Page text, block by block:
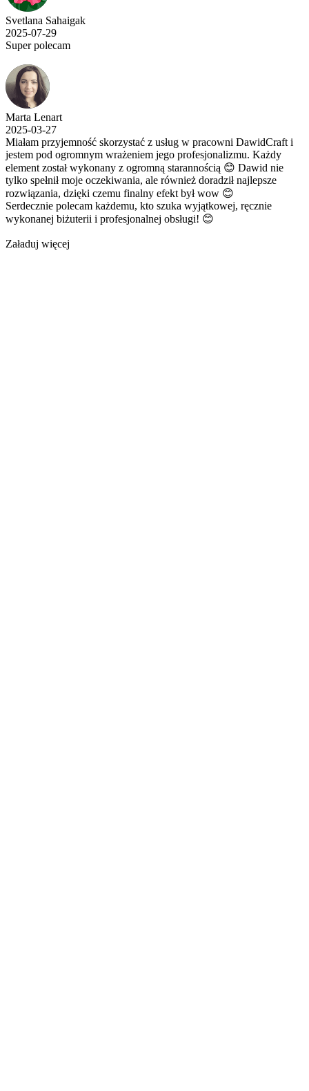
Svetlana Sahaigak
2025-07-29
Super polecam
Marta Lenart
2025-03-27
Miałam przyjemność skorzystać z usług w pracowni DawidCraft i
jestem pod ogromnym wrażeniem jego profesjonalizmu. Każdy
element został wykonany z ogromną starannością 😊 Dawid nie
tylko spełnił moje oczekiwania, ale również doradził najlepsze
rozwiązania, dzięki czemu finalny efekt był wow 😊
Serdecznie polecam każdemu, kto szuka wyjątkowej, ręcznie
wykonanej biżuterii i profesjonalnej obsługi! 😊
Załaduj więcej